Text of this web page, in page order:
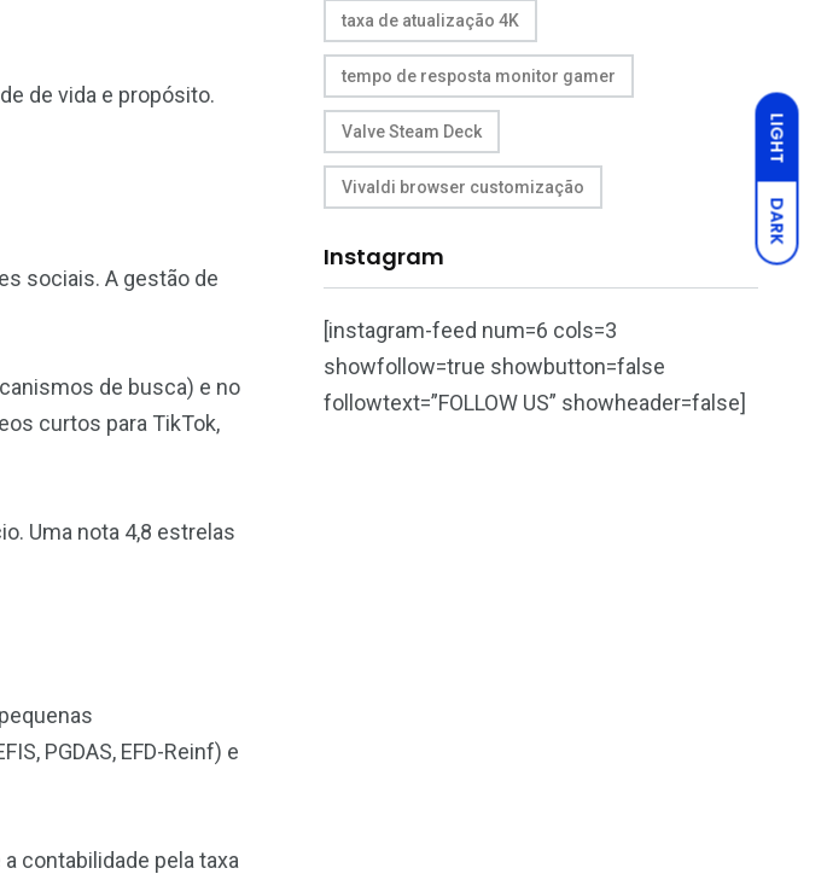
LIGHT
DARK
de vida e propósito.
sociais. A gestão de
de busca) e no
curtos para TikTok,
Uma nota 4,8 estrelas
PGDAS, EFD-Reinf) e
contabilidade pela taxa
taxa de atualização 4K
tempo de resposta monitor gamer
Valve Steam Deck
Vivaldi browser customização
Instagram
[instagram-feed num=6 cols=3
showfollow=true showbutton=false
followtext=”FOLLOW US” showheader=false]